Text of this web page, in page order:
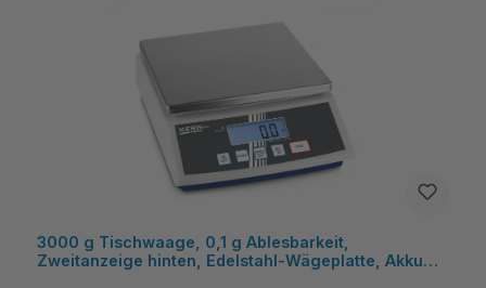
3000 g Tischwaage, 0,1 g Ablesbarkeit,
Zweitanzeige hinten, Edelstahl-Wägeplatte, Akku